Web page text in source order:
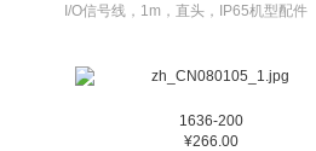
I/O信号线，1m，直头，IP65机型配件
1636-200
¥266.00